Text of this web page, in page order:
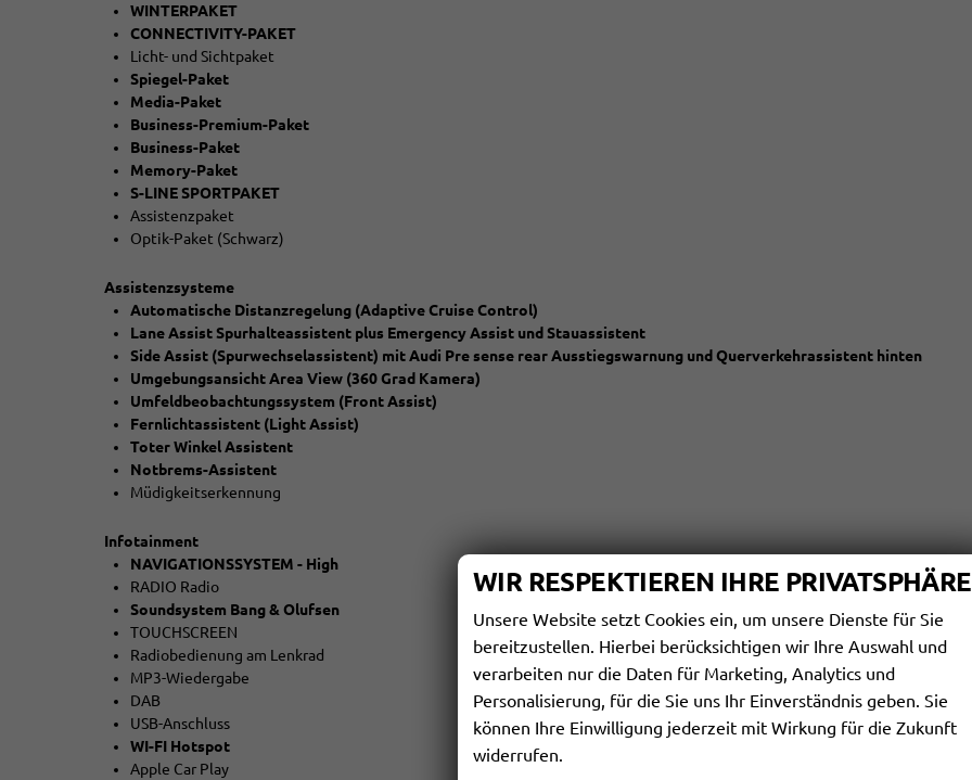
WINTERPAKET
CONNECTIVITY-PAKET
Licht- und Sichtpaket
Spiegel-Paket
Media-Paket
Business-Premium-Paket
Business-Paket
Memory-Paket
S-LINE SPORTPAKET
Assistenzpaket
Optik-Paket (Schwarz)
Assistenzsysteme
Automatische Distanzregelung (Adaptive Cruise Control)
Lane Assist Spurhalteassistent plus Emergency Assist und Stauassistent
Side Assist (Spurwechselassistent) mit Audi Pre sense rear Ausstiegswarnung und Querverkehrassistent hinten
Umgebungsansicht Area View (360 Grad Kamera)
Umfeldbeobachtungssystem (Front Assist)
Fernlichtassistent (Light Assist)
Toter Winkel Assistent
Notbrems-Assistent
Müdigkeitserkennung
Infotainment
NAVIGATIONSSYSTEM - High
RADIO Radio
Soundsystem Bang & Olufsen
TOUCHSCREEN
Radiobedienung am Lenkrad
MP3-Wiedergabe
DAB
USB-Anschluss
WI-FI Hotspot
Apple Car Play
WIR RESPEKTIEREN IHRE PRIVATSPHÄRE
Unsere Website setzt Cookies ein, um unsere Dienste für Sie
bereitzustellen. Hierbei berücksichtigen wir Ihre Auswahl und
verarbeiten nur die Daten für Marketing, Analytics und
Personalisierung, für die Sie uns Ihr Einverständnis geben. Sie
können Ihre Einwilligung jederzeit mit Wirkung für die Zukunft
widerrufen.